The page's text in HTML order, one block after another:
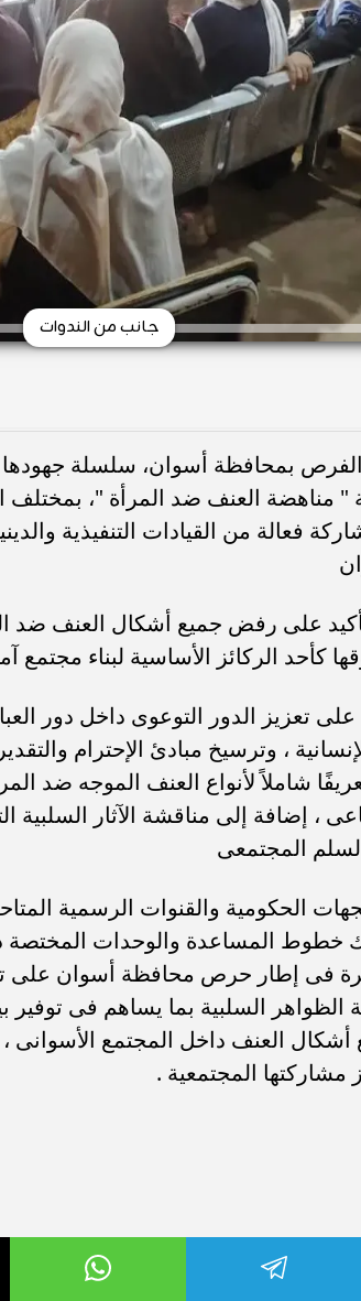
جانب من الندوات
بمحافظة أسوان، سلسلة جهودها
" مناهضة العنف ضد المرأة "،
فعالة من القيادات التنفيذية
على رفض جميع أشكال العنف ضد
كأحد الركائز الأساسية لبناء
تعزيز الدور التوعوى داخل دور
، وترسيخ مبادئ الإحترام
شاملاً لأنواع العنف الموجه ضد
، إضافة إلى مناقشة الآثار
المجتمعى
الحكومية والقنوات الرسمية
خطوط المساعدة والوحدات المختصة
فى إطار حرص محافظة أسوان على
السلبية بما يساهم فى توفير
أشكال العنف داخل المجتمع
مشاركتها المجتمعية .